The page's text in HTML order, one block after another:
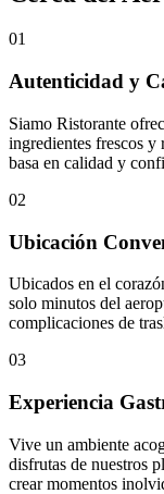
01
Autenticidad y
Siamo Ristorante
ingredientes frescos y
basa en calidad y
02
Ubicación
Ubicados en el
solo minutos del
complicaciones de
03
Experiencia
Vive un ambiente
disfrutas de nuestros
crear momentos